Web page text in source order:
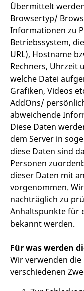
Übermittelt
Browsertyp/
Informationen zu
Betriebssystem,
URL), Hostname
Rechners, Uhrzeit
welche Datei
Grafiken, Videos
AddOns/
abweichende
Diese Daten
dem Server in
diese Daten sind
Personen
dieser Daten mit
vorgenommen.
nachträglich zu
Anhaltspunkte für
bekannt werden.
Für was werden
Wir verwenden die
verschiedenen